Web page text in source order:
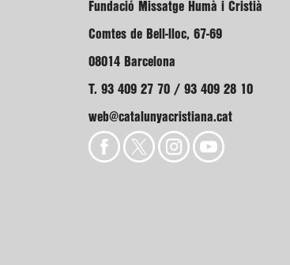
Fundació Missatge Humà i Cristià
Comtes de Bell-lloc, 67-69
08014 Barcelona
T. 93 409 27 70 / 93 409 28 10
web@catalunyacristiana.cat